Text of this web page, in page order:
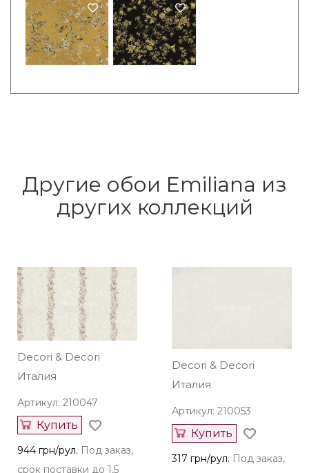
Другие обои Emiliana из
других коллекций
Decori & Decori
Италия
Артикул: 210047
Купить
944 грн/рул. Под заказ,
срок поставки до 1,5
Decori & Decori
Италия
Артикул: 210053
Купить
317 грн/рул. Под заказ,